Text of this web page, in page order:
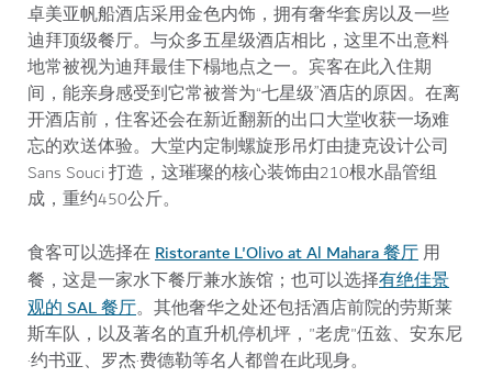
卓美亚帆船酒店采用金色内饰，拥有奢华套房以及一些
迪拜顶级餐厅。与众多五星级酒店相比，这里不出意料
地常被视为迪拜最佳下榻地点之一。宾客在此入住期
间，能亲身感受到它常被誉为“七星级”酒店的原因。在离
开酒店前，住客还会在新近翻新的出口大堂收获一场难
忘的欢送体验。大堂内定制螺旋形吊灯由捷克设计公司
Sans Souci 打造，这璀璨的核心装饰由210根水晶管组
成，重约450公斤。
食客可以选择在Ristorante L'Olivo at Al Mahara 餐厅用
餐，这是一家水下餐厅兼水族馆；也可以选择有绝佳景
观的 SAL 餐厅。其他奢华之处还包括酒店前院的劳斯莱
斯车队，以及著名的直升机停机坪，"老虎"伍兹、安东尼
·约书亚、罗杰·费德勒等名人都曾在此现身。